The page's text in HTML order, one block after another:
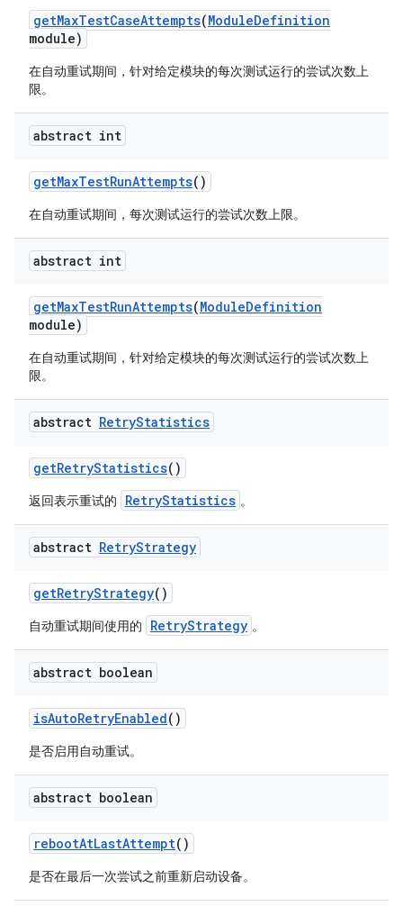
getMaxTestCaseAttempts(ModuleDefinition
module)
在自动重试期间，针对给定模块的每次测试运行的尝试次数上
限。
abstract int
getMaxTestRunAttempts()
在自动重试期间，每次测试运行的尝试次数上限。
abstract int
getMaxTestRunAttempts(ModuleDefinition
module)
在自动重试期间，针对给定模块的每次测试运行的尝试次数上
限。
abstract RetryStatistics
getRetryStatistics()
返回表示重试的 RetryStatistics 。
abstract RetryStrategy
getRetryStrategy()
自动重试期间使用的 RetryStrategy 。
abstract boolean
isAutoRetryEnabled()
是否启用自动重试。
abstract boolean
rebootAtLastAttempt()
是否在最后一次尝试之前重新启动设备。